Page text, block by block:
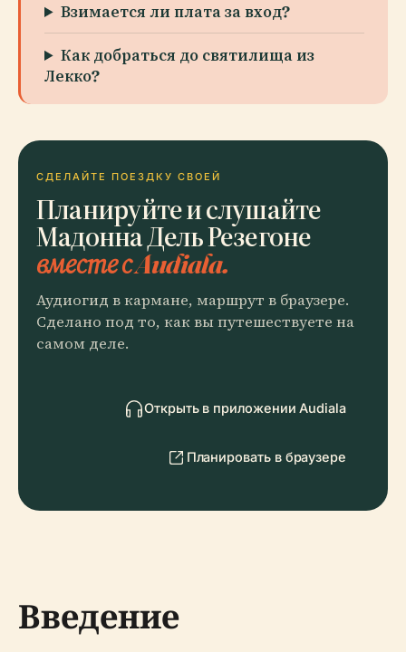
Взимается ли плата за вход?
Как добраться до святилища из
Лекко?
СДЕЛАЙТЕ ПОЕЗДКУ СВОЕЙ
Планируйте и слушайте
Мадонна Дель Резегоне
вместе с Audiala.
Аудиогид в кармане, маршрут в браузере.
Сделано под то, как вы путешествуете на
самом деле.
Открыть в приложении Audiala
Планировать в браузере
Введение